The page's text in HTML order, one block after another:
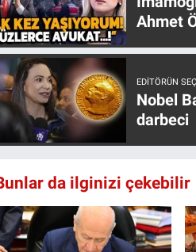
Ahmet
EDITÖRÜN
Nobel
darbeci
da ilginizi çekebilir
Geleceği
Gündemi